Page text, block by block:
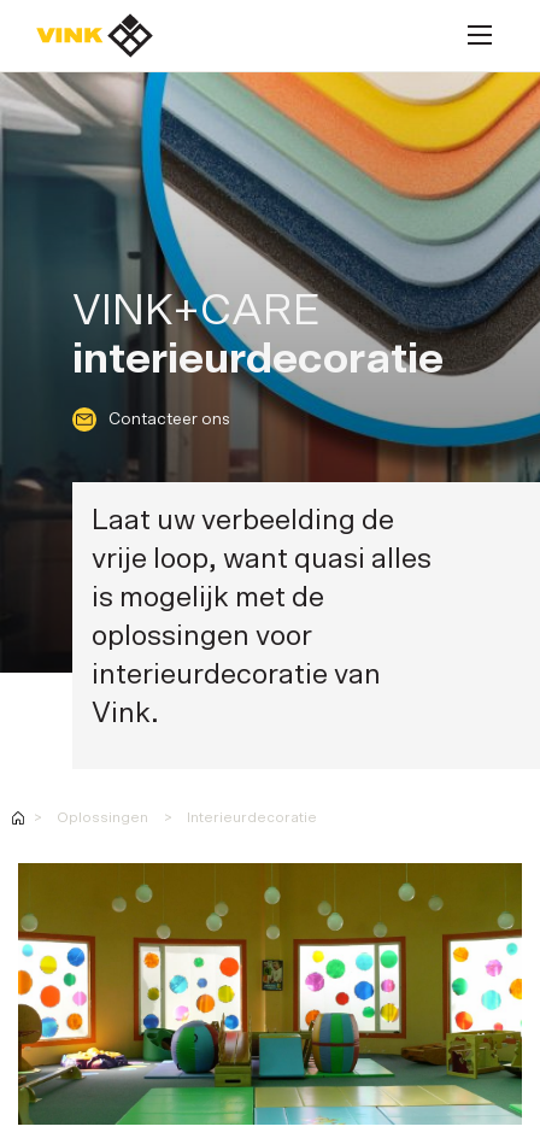
Contacteer ons
Contacteer ons
Oplossingen
Realisaties
Contacteer ons
VINK+CARE
interieurdecoratie
Contacteer ons
Laat uw verbeelding de
vrije loop, want quasi alles
is mogelijk met de
oplossingen voor
interieurdecoratie van
Vink.
Oplossingen Interieurdecoratie